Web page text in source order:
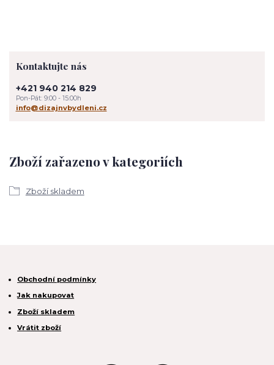
Zboží zařazeno v kategoriích
Zboží skladem
Kontaktujte nás
+421 940 214 829
Pon-Pát: 9:00 - 15:00h
info@dizajnvbydleni.cz
Obchodní podmínky
Jak nakupovat
Zboží skladem
Vrátit zboží